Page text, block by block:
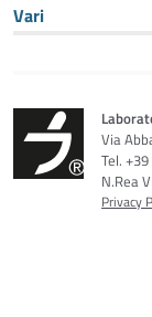
Vari
Via
Tel.
N.Rea
Privacy